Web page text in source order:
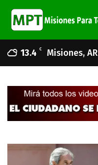
13.4 C Misiones, AR